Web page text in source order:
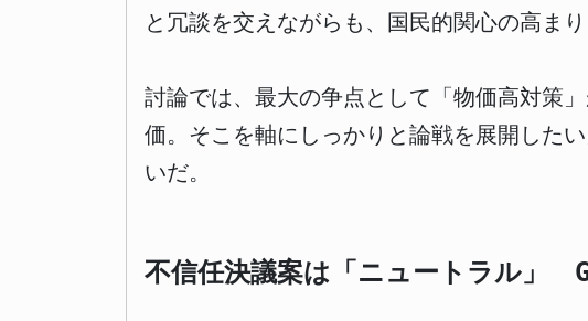
と冗談を交えながらも、国民的関心の高まり
討論では、最大の争点として「物価高対策
価。そこを軸にしっかりと論戦を展開した
いだ。
不信任決議案は「ニュートラル」